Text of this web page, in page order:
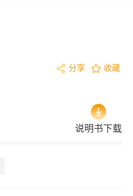
分享 收藏
说明书下载